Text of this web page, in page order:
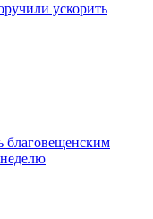
ускорить
благовещенским